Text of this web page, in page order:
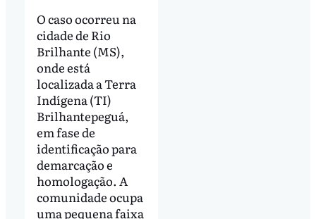
O caso ocorreu na
cidade de Rio
Brilhante (MS),
onde está
localizada a Terra
Indígena (TI)
Brilhantepeguá,
em fase de
identificação para
demarcação e
homologação. A
comunidade ocupa
uma pequena faixa